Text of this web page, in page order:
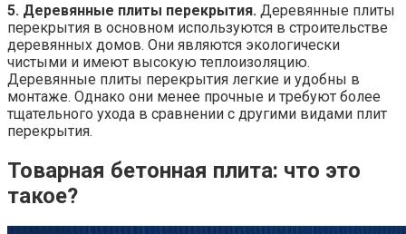
5. Деревянные плиты перекрытия. Деревянные плиты
перекрытия в основном используются в строительстве
деревянных домов. Они являются экологически
чистыми и имеют высокую теплоизоляцию.
Деревянные плиты перекрытия легкие и удобны в
монтаже. Однако они менее прочные и требуют более
тщательного ухода в сравнении с другими видами плит
перекрытия.
Товарная бетонная плита: что это
такое?